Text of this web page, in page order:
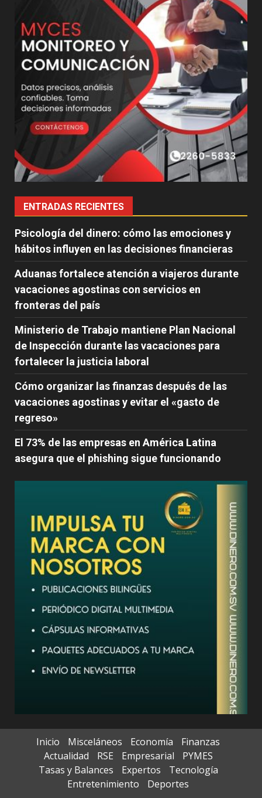
ENTRADAS RECIENTES
Psicología del dinero: cómo las emociones y
hábitos influyen en las decisiones financieras
Aduanas fortalece atención a viajeros durante
vacaciones agostinas con servicios en
fronteras del país
Ministerio de Trabajo mantiene Plan Nacional
de Inspección durante las vacaciones para
fortalecer la justicia laboral
Cómo organizar las finanzas después de las
vacaciones agostinas y evitar el «gasto de
regreso»
El 73% de las empresas en América Latina
asegura que el phishing sigue funcionando
Inicio Misceláneos Economía
Finanzas
Actualidad
RSE Empresarial
PYMES
Tasas y Balances
Expertos
Tecnología
Entretenimiento
Deportes